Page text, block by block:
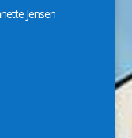
Jensen